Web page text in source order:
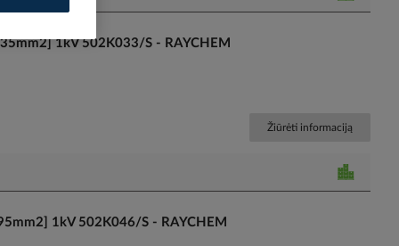
1kV 502K033/S - RAYCHEM
Žiūrėti informaciją
1kV 502K046/S - RAYCHEM